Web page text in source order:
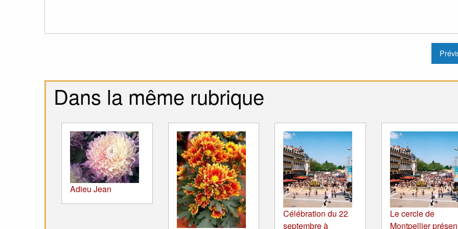
Dans la même rubrique
Adieu Jean
Célébration du 22
septembre à
Le cercle de
Montpellier